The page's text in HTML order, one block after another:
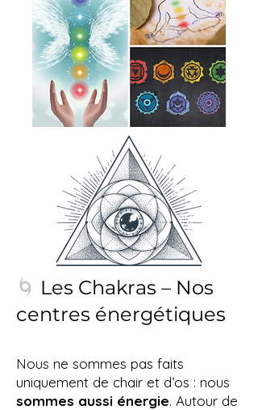
🌀 Les Chakras – Nos
centres énergétiques
Nous ne sommes pas faits
uniquement de chair et d’os : nous
sommes aussi énergie. Autour de